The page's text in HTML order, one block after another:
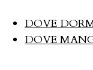
DOVE
DOVE